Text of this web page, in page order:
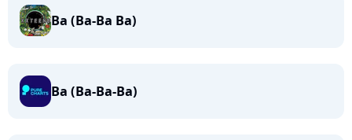
Ba (Ba-Ba Ba)
Ba (Ba-Ba-Ba)